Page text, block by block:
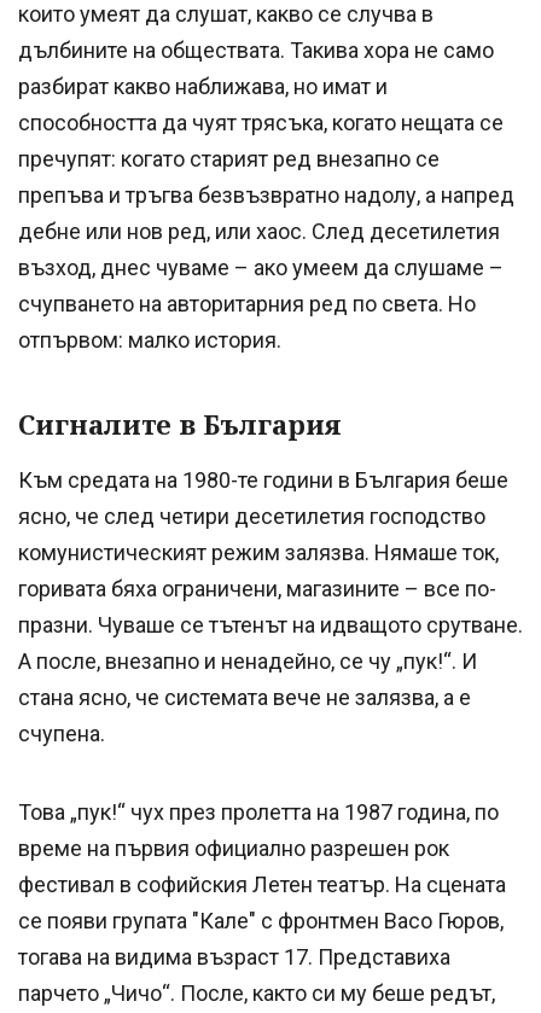
които умеят да слушат, какво се случва в
дълбините на обществата. Такива хора не само
разбират какво наближава, но имат и
способността да чуят трясъка, когато нещата се
пречупят: когато старият ред внезапно се
препъва и тръгва безвъзвратно надолу, а напред
дебне или нов ред, или хаос. След десетилетия
възход, днес чуваме – ако умеем да слушаме –
счупването на авторитарния ред по света. Но
отпървом: малко история.
Сигналите в България
Към средата на 1980-те години в България беше
ясно, че след четири десетилетия господство
комунистическият режим залязва. Нямаше ток,
горивата бяха ограничени, магазините – все по-
празни. Чуваше се тътенът на идващото срутване.
А после, внезапно и ненадейно, се чу „пук!“. И
стана ясно, че системата вече не залязва, а е
счупена.
Това „пук!“ чух през пролетта на 1987 година, по
време на първия официално разрешен рок
фестивал в софийския Летен театър. На сцената
се появи групата "Кале" с фронтмен Васо Гюров,
тогава на видима възраст 17. Представиха
парчето „Чичо“. После, както си му беше редът,